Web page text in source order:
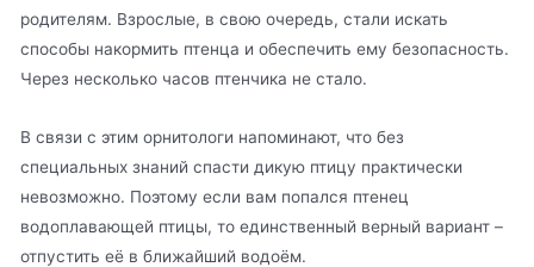
родителям. Взрослые, в свою очередь, стали искать
способы накормить птенца и обеспечить ему безопасность.
Через несколько часов птенчика не стало.
В связи с этим орнитологи напоминают, что без
специальных знаний спасти дикую птицу практически
невозможно. Поэтому если вам попался птенец
водоплавающей птицы, то единственный верный вариант –
отпустить её в ближайший водоём.